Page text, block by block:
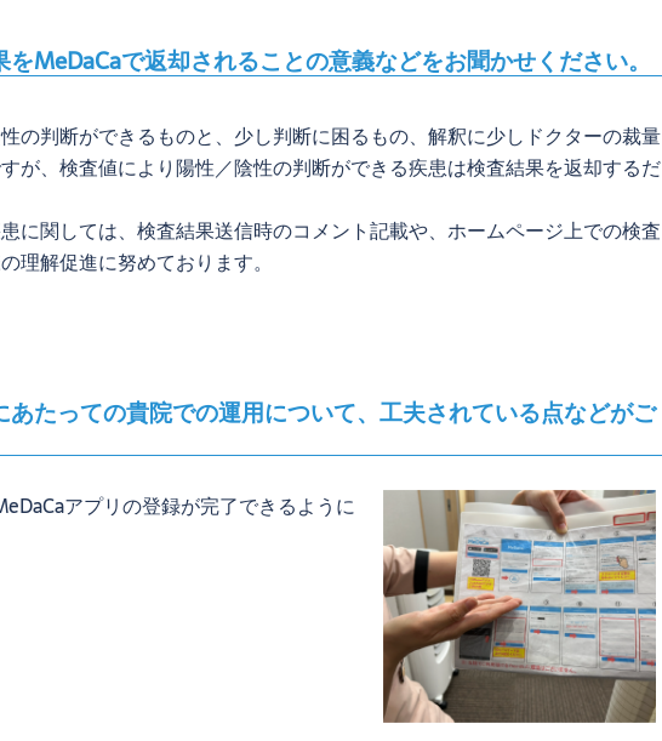
MeDaCaで返却されることの意義などをお聞かせください。
の判断ができるものと、少し判断に困るもの、解釈に少しドクターの裁量
が、検査値により陽性／陰性の判断ができる疾患は検査結果を返却するだ
に関しては、検査結果送信時のコメント記載や、ホームページ上での検査
理解促進に努めております。
あたっての貴院での運用について、工夫されている点などがご
アプリの登録が完了できるように